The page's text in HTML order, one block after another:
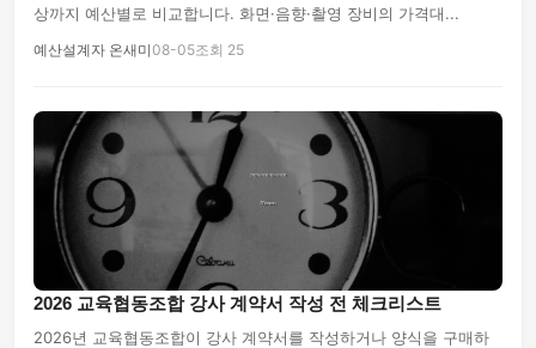
상까지 예산별로 비교합니다. 화면·음향·촬영 장비의 가격대...
예산설계자 온새미08-05조회 25
2026 교육협동조합 강사 계약서 작성 전 체크리스트
2026년 교육협동조합이 강사 계약서를 작성하거나 양식을 구매하